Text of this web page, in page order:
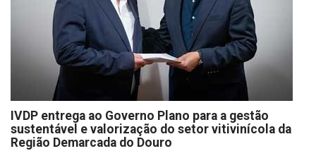
IVDP entrega ao Governo Plano para a gestão
sustentável e valorização do setor vitivinícola da
Região Demarcada do Douro